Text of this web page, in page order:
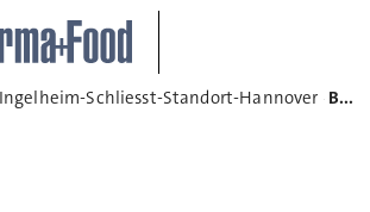
Schliesst-Standort-Hannover Boehringer Ingelheim schließt Standort Hannover